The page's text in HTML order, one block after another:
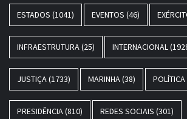
ESTADOS (1041) EVENTOS (46)
INFRAESTRUTURA(25) INTERNACIONAL
JUSTIÇA(1733) MARINHA(38) POLÍTICA
PRESIDÊNCIA(810) REDES SOCIAIS (301)